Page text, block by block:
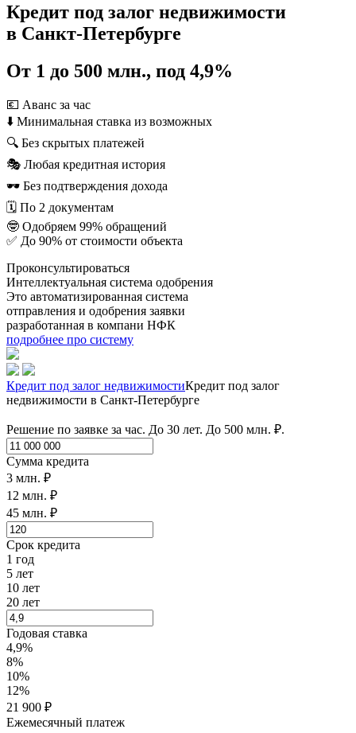
Кредит под залог недвижимости
в Санкт-Петербурге
От 1 до 500 млн., под 4,9%
💶 Аванс за час
⬇️ Минимальная ставка из возможных
🔍 Без скрытых платежей
🎭 Любая кредитная история
🕶 Без подтверждения дохода
🗓 По 2 документам
🤓 Одобряем 99% обращений
✅ До 90% от стоимости объекта
Проконсультироваться
Интеллектуальная система одобрения
Это автоматизированная система
отправления и одобрения заявки
разработанная в компани НФК
подробнее про систему
Кредит под залог недвижимостиКредит под залог
недвижимости в Санкт-Петербурге
Решение по заявке за час. До 30 лет. До 500 млн. ₽.
Сумма кредита
3 млн. ₽
12 млн. ₽
45 млн. ₽
Срок кредита
1 год
5 лет
10 лет
20 лет
Годовая ставка
4,9%
8%
10%
12%
21 900 ₽
Ежемесячный платеж